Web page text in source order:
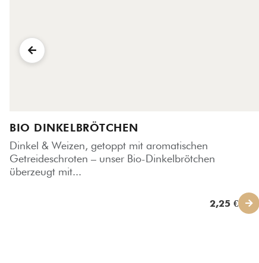
BIO DINKELBRÖTCHEN
Dinkel & Weizen, getoppt mit aromatischen
Getreideschroten – unser Bio-Dinkelbrötchen
überzeugt mit...
2,25 €